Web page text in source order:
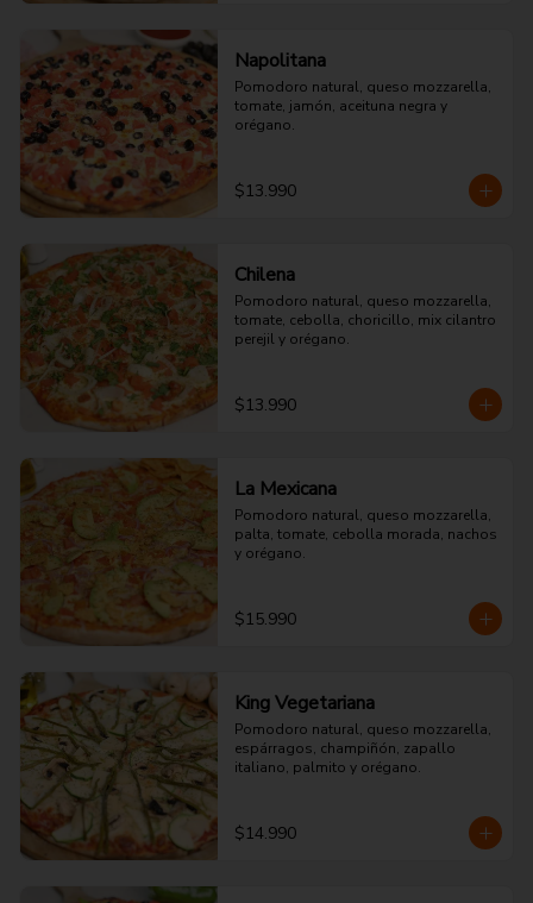
Napolitana
Pomodoro natural, queso mozzarella,
tomate, jamón, aceituna negra y
orégano.
$13.990
Chilena
Pomodoro natural, queso mozzarella,
tomate, cebolla, choricillo, mix cilantro
perejil y orégano.
$13.990
La Mexicana
Pomodoro natural, queso mozzarella,
palta, tomate, cebolla morada, nachos
y orégano.
$15.990
King Vegetariana
Pomodoro natural, queso mozzarella,
espárragos, champiñón, zapallo
italiano, palmito y orégano.
$14.990